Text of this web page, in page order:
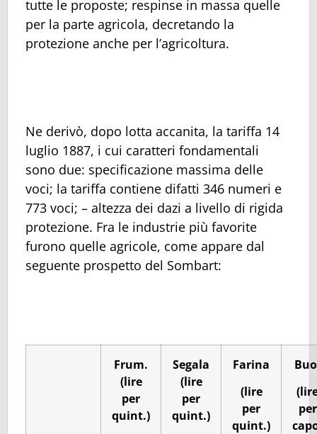
tutte le proposte; respinse in massa quelle
per la parte agricola, decretando la
protezione anche per l’agricoltura.
Ne derivò, dopo lotta accanita, la tariffa 14
luglio 1887, i cui caratteri fondamentali
sono due: specificazione massima delle
voci; la tariffa contiene difatti 346 numeri e
773 voci; – altezza dei dazi a livello di rigida
protezione. Fra le industrie più favorite
furono quelle agricole, come appare dal
seguente prospetto del Sombart:
Frum.
(lire
per
quint.)
Segala
(lire
per
quint.)
Farina
(lire
per
quint.)
per